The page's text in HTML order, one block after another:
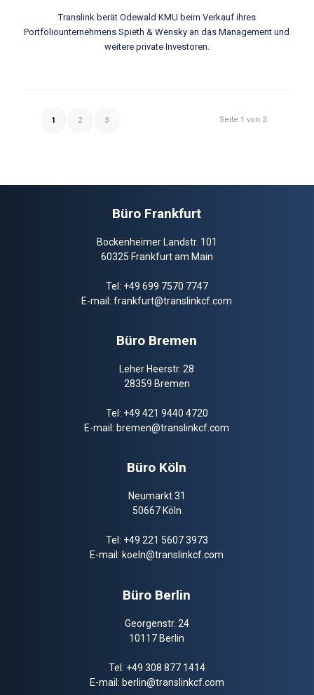
Translink berät Odewald KMU beim Verkauf ihres
Portfoliounternehmens Spieth & Wensky an das Management und
weitere private Investoren.
Seite 1 von 3
1 2 3
Büro Frankfurt
Bockenheimer Landstr. 101
60325 Frankfurt am Main
Tel: +49 699 7570 7747
E-mail:frankfurt@translinkcf.com
Büro Bremen
Leher Heerstr. 28
28359 Bremen
Tel: +49 421 9440 4720
E-mail: bremen@translinkcf.com
Büro Köln
Neumarkt 31
50667 Köln
Tel: +49 221 5607 3973
E-mail: koeln@translinkcf.com
Büro Berlin
Georgenstr. 24
10117 Berlin
Tel: +49 308 877 1414
E-mail: berlin@translinkcf.com